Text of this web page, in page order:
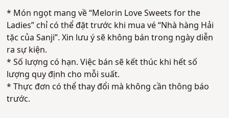
* Món ngọt mang về “Melorin Love Sweets for the
Ladies” chỉ có thể đặt trước khi mua vé “Nhà hàng Hải
tặc của Sanji”. Xin lưu ý sẽ không bán trong ngày diễn
ra sự kiện.
* Số lượng có hạn. Việc bán sẽ kết thúc khi hết số
lượng quy định cho mỗi suất.
* Thực đơn có thể thay đổi mà không cần thông báo
trước.